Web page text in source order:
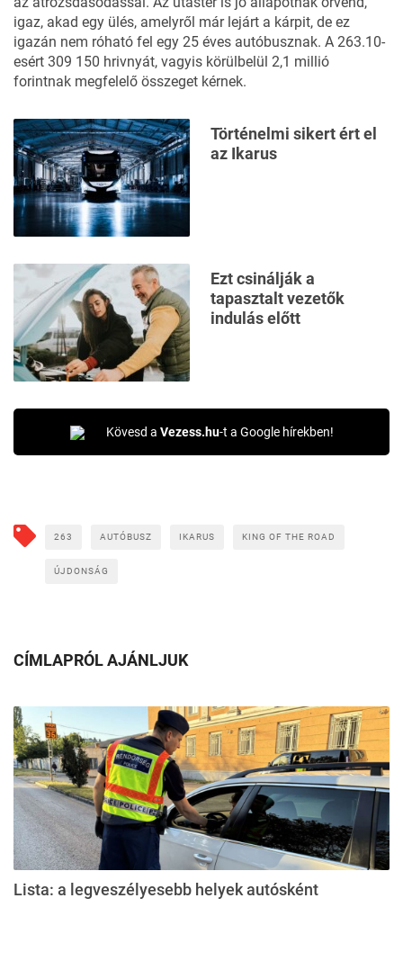
igaz, akad egy ülés, amelyről már lejárt a kárpit, de ez
igazán nem róható fel egy 25 éves autóbusznak. A 263.10-
esért 309 150 hrivnyát, vagyis körülbelül 2,1 millió
forintnak megfelelő összeget kérnek.
Történelmi sikert ért el
az Ikarus
Ezt csinálják a
tapasztalt vezetők
indulás előtt
Kövesd a Vezess.hu-t a Google hírekben!
263 AUTÓBUSZ IKARUS KING OF THE ROAD
ÚJDONSÁG
CÍMLAPRÓL AJÁNLJUK
Lista: a legveszélyesebb helyek autósként